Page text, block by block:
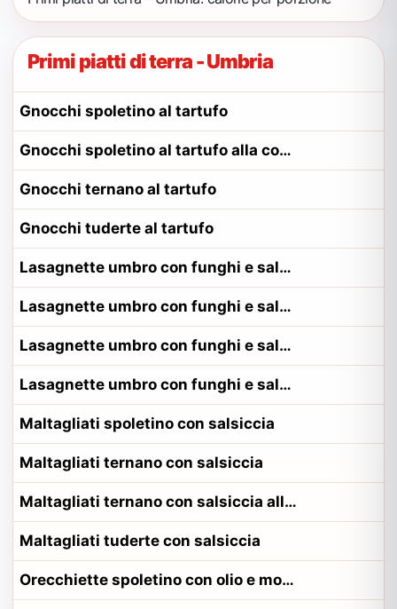
Primi piatti di terra - Umbria
Gnocchi spoletino al tartufo
Gnocchi spoletino al tartufo alla contadina spoletino
Gnocchi ternano al tartufo
Gnocchi tuderte al tartufo
Lasagnette umbro con funghi e salsiccia
Lasagnette umbro con funghi e salsiccia alla contadina eugubino
Lasagnette umbro con funghi e salsiccia alla contadina orvietano
Lasagnette umbro con funghi e salsiccia alla contadina perugino
Maltagliati spoletino con salsiccia
Maltagliati ternano con salsiccia
Maltagliati ternano con salsiccia alla contadina ternano
Maltagliati tuderte con salsiccia
Orecchiette spoletino con olio e mollica